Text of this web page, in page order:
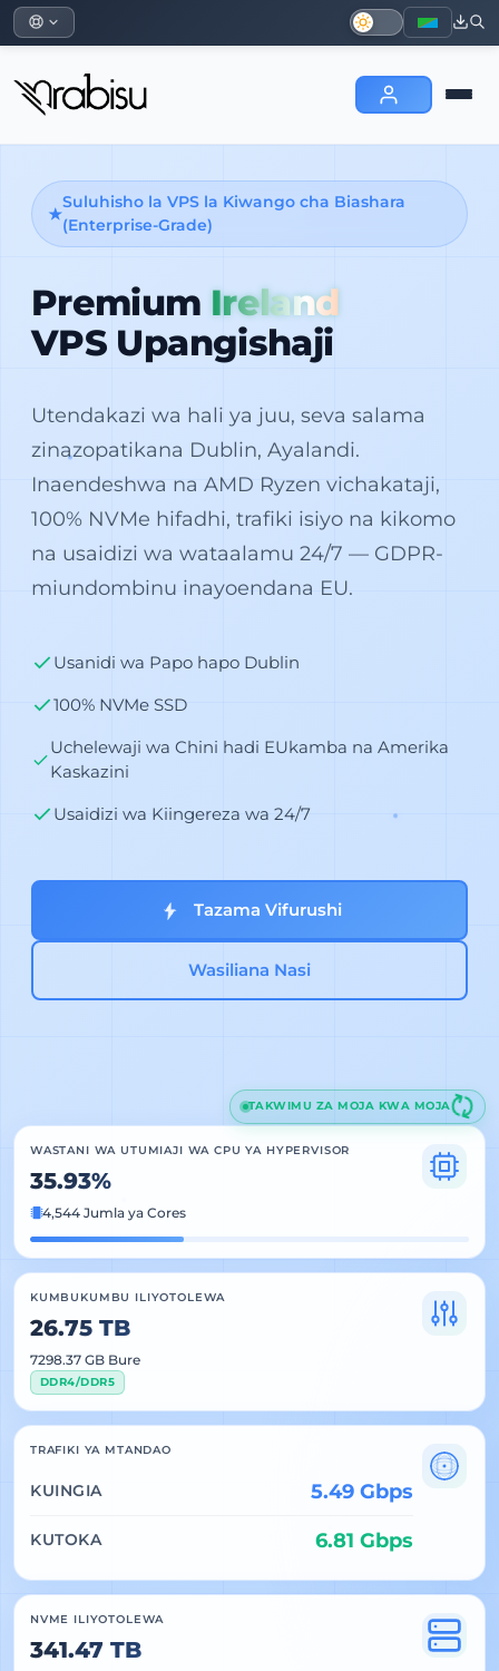
Suluhisho la VPS la Kiwango cha Biashara
(Enterprise-Grade)
Premium Ireland
VPS Upangishaji
Utendakazi wa hali ya juu, seva salama
zinazopatikana Dublin, Ayalandi.
Inaendeshwa na AMD Ryzen vichakataji,
100% NVMe hifadhi, trafiki isiyo na kikomo
na usaidizi wa wataalamu 24/7 — GDPR-
miundombinu inayoendana EU.
Usanidi wa Papo hapo Dublin
100% NVMe SSD
Uchelewaji wa Chini hadi EUkamba na Amerika
Kaskazini
Usaidizi wa Kiingereza wa 24/7
Tazama Vifurushi
Wasiliana Nasi
TAKWIMU ZA MOJA KWA MOJA
WASTANI WA UTUMIAJI WA CPU YA HYPERVISOR
35.93%
4,544 Jumla ya Cores
KUMBUKUMBU ILIYOTOLEWA
26.75 TB
7298.37 GB Bure
DDR4/DDR5
TRAFIKI YA MTANDAO
KUINGIA 5.49 Gbps
KUTOKA 6.81 Gbps
NVME ILIYOTOLEWA
341.47 TB